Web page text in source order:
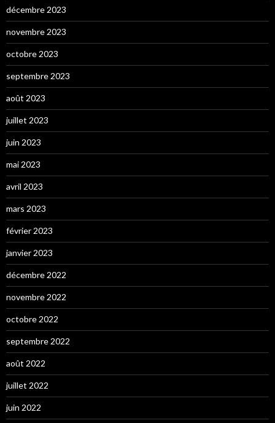
décembre 2023
novembre 2023
octobre 2023
septembre 2023
août 2023
juillet 2023
juin 2023
mai 2023
avril 2023
mars 2023
février 2023
janvier 2023
décembre 2022
novembre 2022
octobre 2022
septembre 2022
août 2022
juillet 2022
juin 2022